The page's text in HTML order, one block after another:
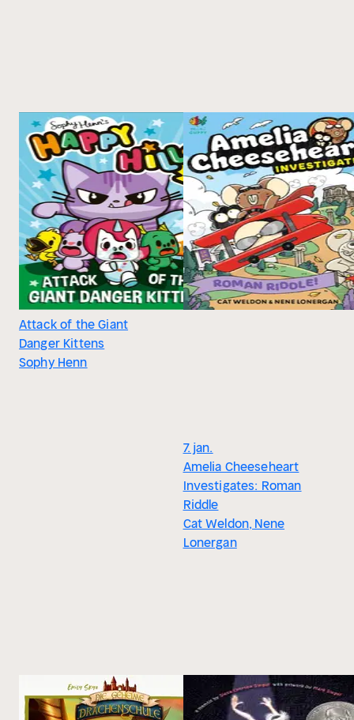
Attack of the Giant
Danger Kittens
Sophy Henn
7. jan.
Amelia Cheeseheart
Investigates: Roman
Riddle
Cat Weldon, Nene
Lonergan